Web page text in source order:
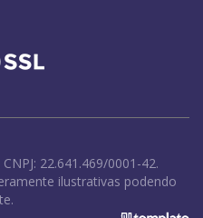
22.641.469/0001-42.
ilustrativas podendo